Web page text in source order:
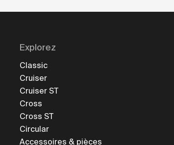
Explorez
Classic
Cruiser
Cruiser ST
Cross
Cross ST
Circular
Accessoires & pièces